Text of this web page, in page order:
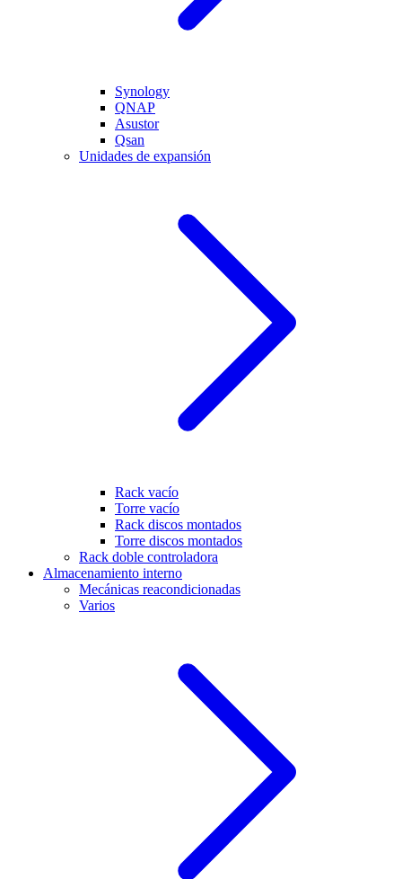
Synology
QNAP
Asustor
Qsan
Unidades de expansión
Rack vacío
Torre vacío
Rack discos montados
Torre discos montados
Rack doble controladora
Almacenamiento interno
Mecánicas reacondicionadas
Varios